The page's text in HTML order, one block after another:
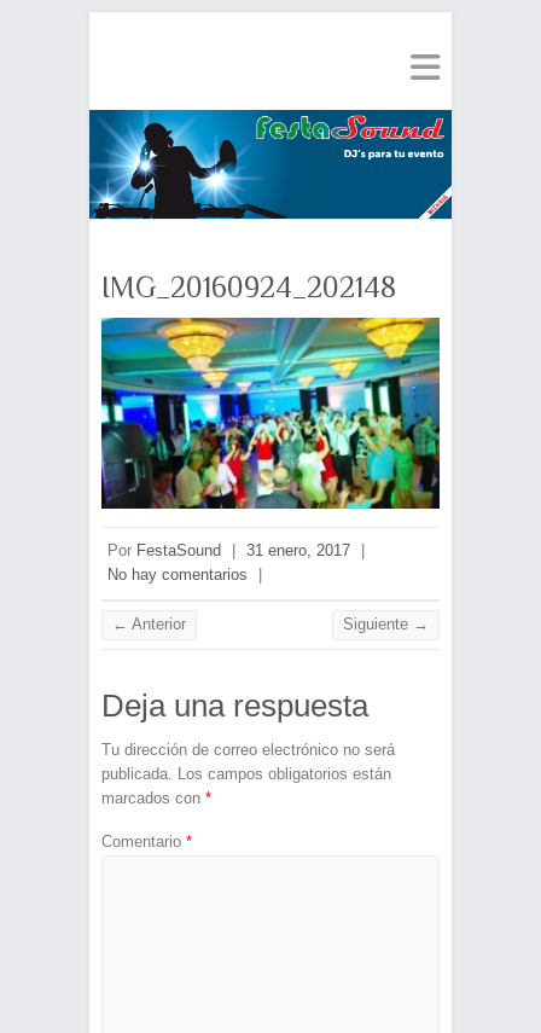
IMG_20160924_202148
Por FestaSound | 31 enero, 2017
|
No hay comentarios
|
← Anterior Siguiente →
Deja una respuesta
Tu dirección de correo electrónico no será
publicada. Los campos obligatorios están
marcados con *
Comentario *